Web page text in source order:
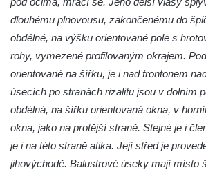
Budova fary v Dubé
Altán v parku v ulici Požárníků v Dubé
Největší hedvábná růže světa v Sebnitz
Sušárna chmele v Dubé
Bývalý špitál čp. 60 v Cítolibech
Dělnický dům čp. 219 v Cítolibech
dlouhému plnovousu, zakončenému do
obdélné, na výšku orientované pole s
rohy, vymezené profilovaným okrajem.
orientované na šířku, je i nad frontonem
úsecích po stranách rizalitu jsou v dolním
obdélná, na šířku orientovaná okna, v
okna, jako na protější straně. Stejné je i
je i na této straně atika. Její střed je
jihovýchodě. Balustrové úseky mají místo